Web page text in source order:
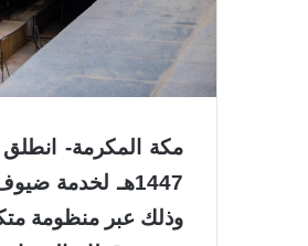
مكة المكرمة-
1447هـ لخدمة
وذلك عبر منظومة متكاملة تضم (9) محطات